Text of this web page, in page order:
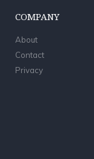
COMPANY
About
Contact
Privacy